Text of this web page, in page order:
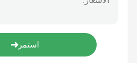
معدات الصيد في الهواء الطلق